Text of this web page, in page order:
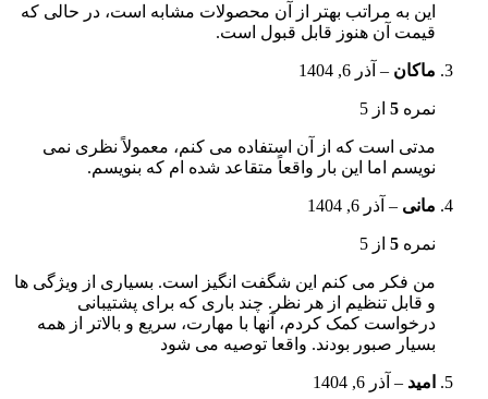
این به مراتب بهتر از آن محصولات مشابه است، در حالی که
قیمت آن هنوز قابل قبول است.
ماکان – آذر 6, 1404
نمره 5 از 5
مدتی است که از آن استفاده می کنم، معمولاً نظری نمی
نویسم اما این بار واقعاً متقاعد شده ام که بنویسم.
مانی – آذر 6, 1404
نمره 5 از 5
من فکر می کنم این شگفت انگیز است. بسیاری از ویژگی ها
و قابل تنظیم از هر نظر. چند باری که برای پشتیبانی
درخواست کمک کردم، آنها با مهارت، سریع و بالاتر از همه
بسیار صبور بودند. واقعا توصیه می شود
امید – آذر 6, 1404